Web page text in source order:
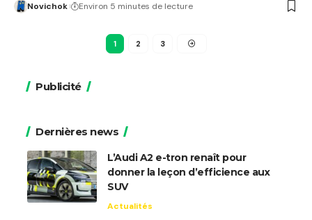
Novichok Environ 5 minutes de lecture
1 2 3
Publicité
Dernières news
L’Audi A2 e-tron renaît pour
donner la leçon d’efficience aux
SUV
Actualités